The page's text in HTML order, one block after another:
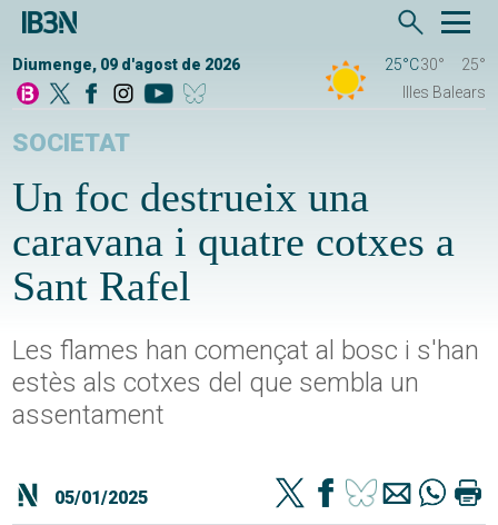
Diumenge, 09 d'agost de 2026 25°C30°
25°
Illes Balears
SOCIETAT
Un foc destrueix una
caravana i quatre cotxes a
Sant Rafel
Les flames han començat al bosc i s'han
estès als cotxes del que sembla un
assentament
05/01/2025